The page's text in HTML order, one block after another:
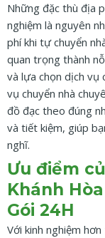
Những đặc thù địa
nghiệm là nguyên
phí khi tự chuyển
quan trọng thành
và lựa chọn dịch vụ
vụ chuyển nhà
đồ đạc theo đúng
và tiết kiệm, giúp
nghĩ.
Ưu điểm
Khánh
Gói 24H
Với kinh nghiệm